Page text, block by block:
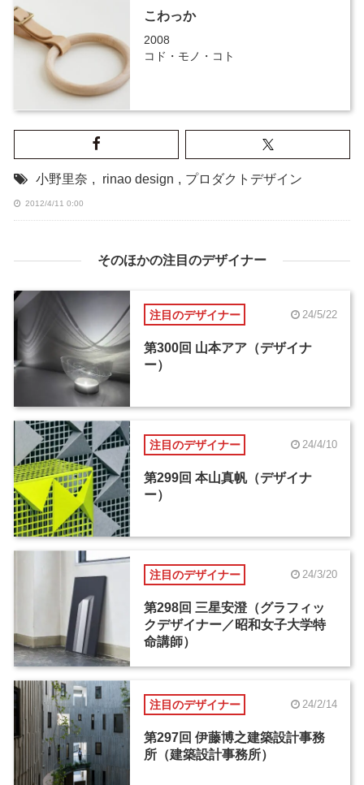
こわっか
2008
コド・モノ・コト
小野里奈 , rinao design , プロダクトデザイン
2012/4/11 0:00
そのほかの注目のデザイナー
注目のデザイナー 24/5/22
第300回 山本アア（デザイナ
ー）
注目のデザイナー 24/4/10
第299回 本山真帆（デザイナ
ー）
注目のデザイナー 24/3/20
第298回 三星安澄（グラフィッ
クデザイナー／昭和女子大学特
命講師）
注目のデザイナー 24/2/14
第297回 伊藤博之建築設計事務
所（建築設計事務所）